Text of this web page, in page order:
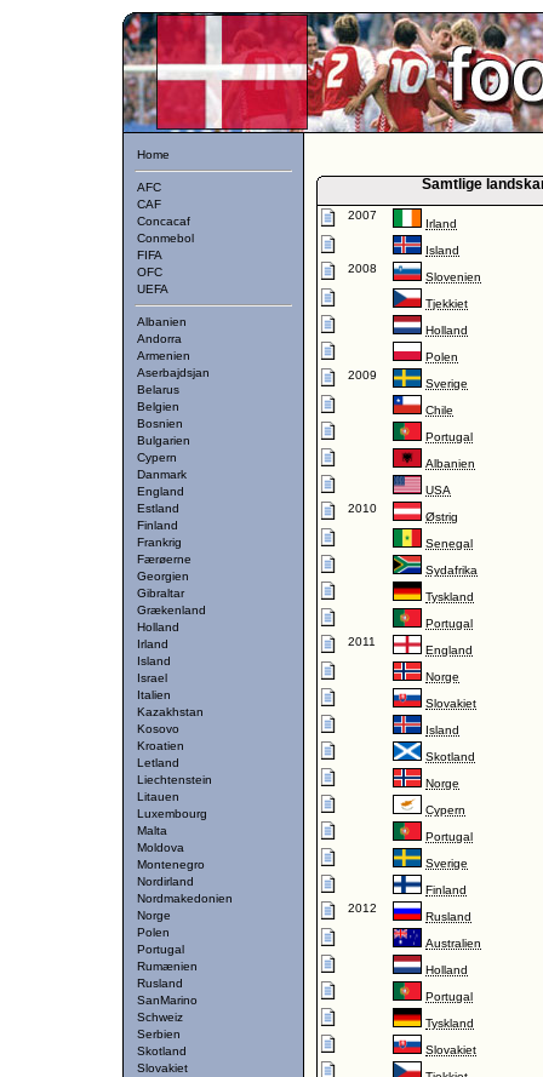
Home
AFC
CAF
Concacaf
Conmebol
FIFA
OFC
UEFA
Albanien
Andorra
Armenien
Aserbajdsjan
Belarus
Belgien
Bosnien
Bulgarien
Cypern
Danmark
England
Estland
Finland
Frankrig
Færøerne
Georgien
Gibraltar
Grækenland
Holland
Irland
Island
Israel
Italien
Kazakhstan
Kosovo
Kroatien
Letland
Liechtenstein
Litauen
Luxembourg
Malta
Moldova
Montenegro
Nordirland
Nordmakedonien
Norge
Polen
Portugal
Rumænien
Rusland
SanMarino
Schweiz
Serbien
Skotland
Slovakiet
Samtlige
2007
Irland
Island
2008
Slovenien
Tjekkiet
Holland
Polen
2009
Sverige
Chile
Portugal
Albanien
USA
2010
Østrig
Senegal
Sydafrika
Tyskland
Portugal
2011
England
Norge
Slovakiet
Island
Skotland
Norge
Cypern
Portugal
Sverige
Finland
2012
Rusland
Australien
Holland
Portugal
Tyskland
Slovakiet